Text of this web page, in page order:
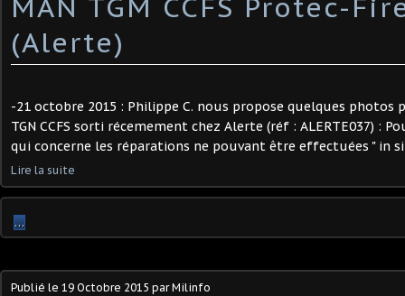
(Alerte)
-21 octobre 2015 : Philippe C. nous propose quelques photos
TGN CCFS sorti récemement chez Alerte (réf : ALERTE037) :
qui concerne les réparations ne pouvant être effectuées " in
Lire la suite
…
Publié le 19 Octobre 2015 par Milinfo